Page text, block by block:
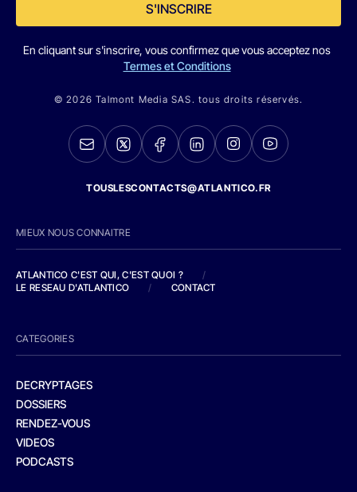
S'INSCRIRE
En cliquant sur s'inscrire, vous confirmez que vous acceptez nos
Termes et Conditions
© 2026 Talmont Media SAS. tous droits réservés.
TOUSLESCONTACTS@ATLANTICO.FR
MIEUX NOUS CONNAITRE
ATLANTICO C'EST QUI, C'EST QUOI ?
/
LE RESEAU D'ATLANTICO
/ CONTACT
CATEGORIES
DECRYPTAGES
DOSSIERS
RENDEZ-VOUS
VIDEOS
PODCASTS